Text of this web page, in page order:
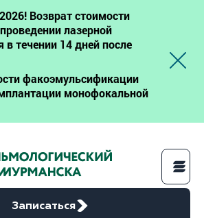
Возврат стоимости
лазерной
в течении 14 дней после
факоэмульсификации
монофокальной
Записаться